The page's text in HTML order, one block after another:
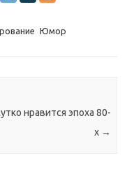
Юмор
нравится эпоха 80-
х →